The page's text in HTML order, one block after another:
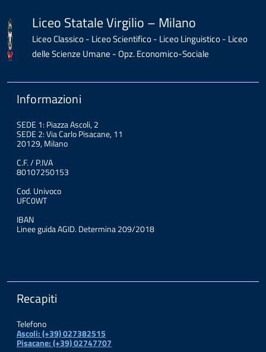
Liceo Statale Virgilio – Milano
Liceo Classico - Liceo Scientifico - Liceo Linguistico - Liceo
delle Scienze Umane - Opz. Economico-Sociale
Informazioni
SEDE 1: Piazza Ascoli, 2
SEDE 2: Via Carlo Pisacane, 11
20129, Milano
C.F. / P.IVA
80107250153
Cod. Univoco
UFC0WT
IBAN
Linee guida AGID. Determina 209/2018
Recapiti
Telefono
Ascoli: (+39) 027382515
Pisacane: (+39) 02747707